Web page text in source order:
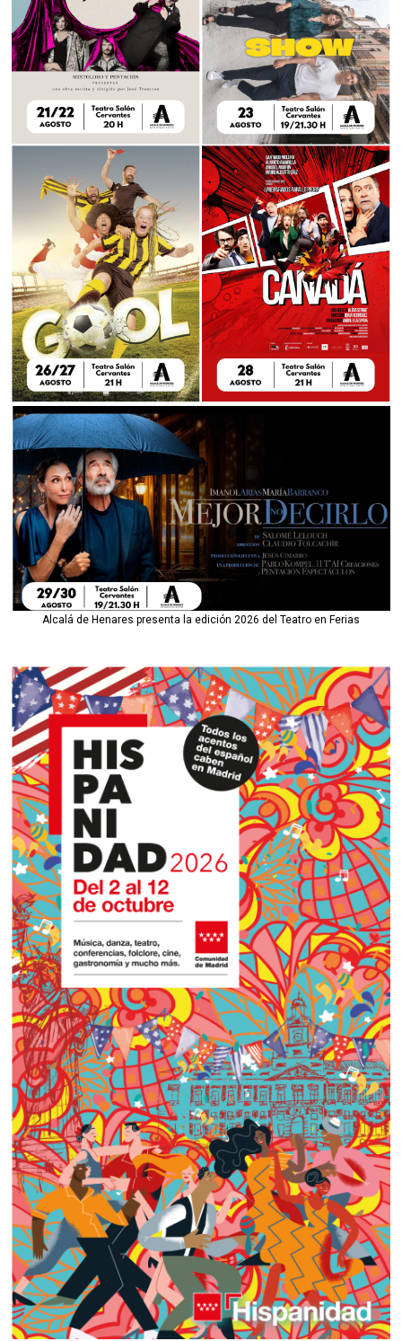
Alcalá de Henares presenta la edición 2026 del Teatro en Ferias